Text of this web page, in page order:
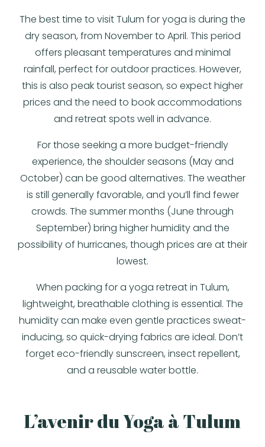
The best time to visit Tulum for yoga is during the
dry season, from November to April. This period
offers pleasant temperatures and minimal
rainfall, perfect for outdoor practices. However,
this is also peak tourist season, so expect higher
prices and the need to book accommodations
and retreat spots well in advance.
For those seeking a more budget-friendly
experience, the shoulder seasons (May and
October) can be good alternatives. The weather
is still generally favorable, and you’ll find fewer
crowds. The summer months (June through
September) bring higher humidity and the
possibility of hurricanes, though prices are at their
lowest.
When packing for a yoga retreat in Tulum,
lightweight, breathable clothing is essential. The
humidity can make even gentle practices sweat-
inducing, so quick-drying fabrics are ideal. Don’t
forget eco-friendly sunscreen, insect repellent,
and a reusable water bottle.
L’avenir du Yoga à Tulum